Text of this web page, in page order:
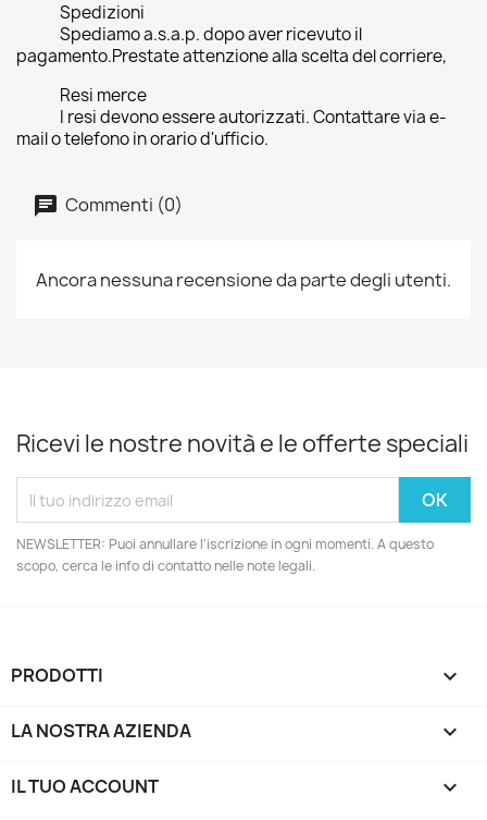
Spedizioni
Spediamo a.s.a.p. dopo aver ricevuto il
pagamento.Prestate attenzione alla scelta del corriere,
Resi merce
I resi devono essere autorizzati. Contattare via e-
mail o telefono in orario d'ufficio.
Commenti (0)
Ancora nessuna recensione da parte degli utenti.
Ricevi le nostre novità e le offerte speciali
NEWSLETTER: Puoi annullare l'iscrizione in ogni momenti. A questo
scopo, cerca le info di contatto nelle note legali.
PRODOTTI 
LA NOSTRA AZIENDA 
IL TUO ACCOUNT 